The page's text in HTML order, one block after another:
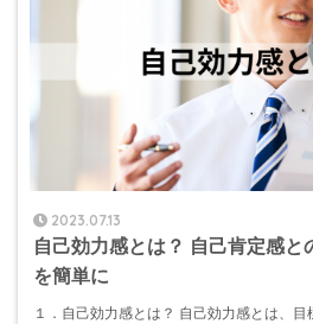
2023.07.13
自己効力感とは？ 自己肯定感と
を簡単に
１．自己効力感とは？ 自己効力感とは、目